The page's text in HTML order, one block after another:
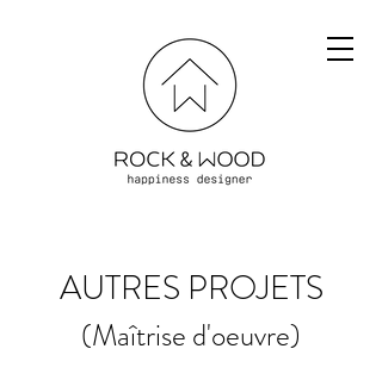
AUTRES PROJETS
(Maîtrise d'oeuvre)